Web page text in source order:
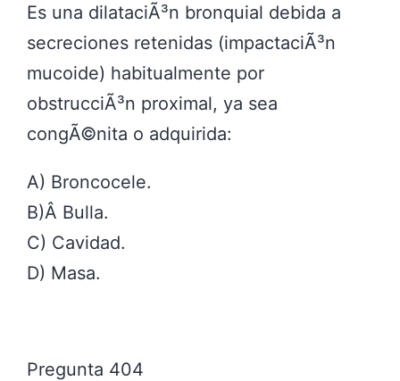
Es una dilataciÃ³n bronquial debida a
secreciones retenidas (impactaciÃ³n
mucoide) habitualmente por
obstrucciÃ³n proximal, ya sea
congÃ©nita o adquirida:
A) Broncocele.
B)Â Bulla.
C) Cavidad.
D) Masa.
Pregunta 404